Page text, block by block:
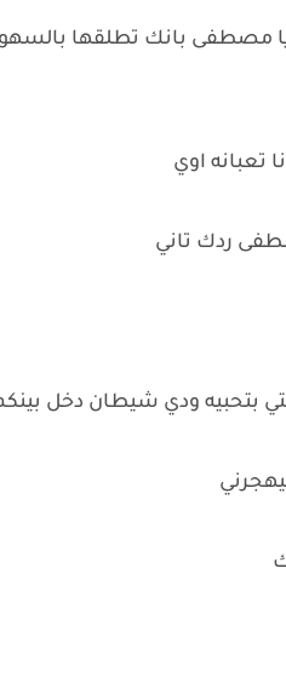
مصطفى بانك تطلقها
تعبانه اوي
ردك تاني
بتحبيه ودي شيطان دخل